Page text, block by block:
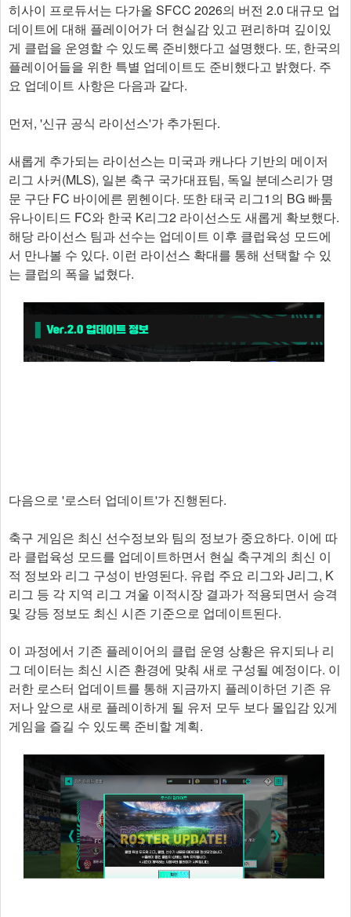
히사이 프로듀서는 다가올 SFCC 2026의 버전 2.0 대규모 업
데이트에 대해 플레이어가 더 현실감 있고 편리하며 깊이있
게 클럽을 운영할 수 있도록 준비했다고 설명했다. 또, 한국의
플레이어들을 위한 특별 업데이트도 준비했다고 밝혔다. 주
요 업데이트 사항은 다음과 같다.
먼저, '신규 공식 라이선스'가 추가된다.
새롭게 추가되는 라이선스는 미국과 캐나다 기반의 메이저
리그 사커(MLS), 일본 축구 국가대표팀, 독일 분데스리가 명
문 구단 FC 바이에른 뮌헨이다. 또한 태국 리그1의 BG 빠툼
유나이티드 FC와 한국 K리그2 라이선스도 새롭게 확보했다.
해당 라이선스 팀과 선수는 업데이트 이후 클럽육성 모드에
서 만나볼 수 있다. 이런 라이선스 확대를 통해 선택할 수 있
는 클럽의 폭을 넓혔다.
다음으로 '로스터 업데이트'가 진행된다.
축구 게임은 최신 선수정보와 팀의 정보가 중요하다. 이에 따
라 클럽육성 모드를 업데이트하면서 현실 축구계의 최신 이
적 정보와 리그 구성이 반영된다. 유럽 주요 리그와 J리그, K
리그 등 각 지역 리그 겨울 이적시장 결과가 적용되면서 승격
및 강등 정보도 최신 시즌 기준으로 업데이트된다.
이 과정에서 기존 플레이어의 클럽 운영 상황은 유지되나 리
그 데이터는 최신 시즌 환경에 맞춰 새로 구성될 예정이다. 이
러한 로스터 업데이트를 통해 지금까지 플레이하던 기존 유
저나 앞으로 새로 플레이하게 될 유저 모두 보다 몰입감 있게
게임을 즐길 수 있도록 준비할 계획.